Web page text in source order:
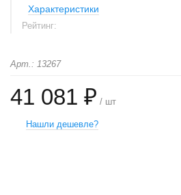
Характеристики
Рейтинг:
Арт.: 13267
41 081 ₽ / шт
Нашли дешевле?